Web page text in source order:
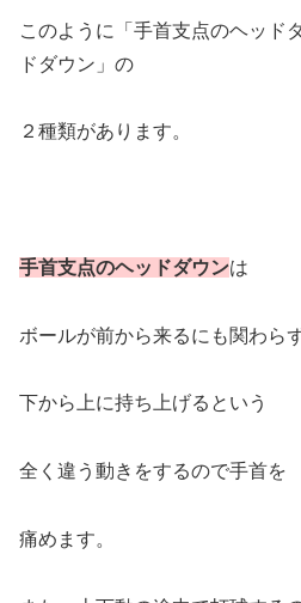
このように「手首支点のヘッド
ドダウン」の
２種類があります。
手首支点のヘッドダウンは
ボールが前から来るにも関わらず
下から上に持ち上げるという
全く違う動きをするので手首を
痛めます。